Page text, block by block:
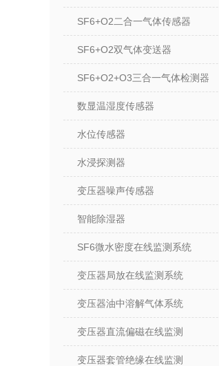
SF6+O2二合一气体传感器
SF6+O2双气体变送器
SF6+O2+O3三合一气体检测器
数显温湿度传感器
水位传感器
水浸探测器
变压器噪声传感器
智能除湿器
SF6微水密度在线监测系统
变压器局放在线监测系统
变压器油中溶解气体系统
变压器直流偏磁在线监测
变压器套管绝缘在线监测